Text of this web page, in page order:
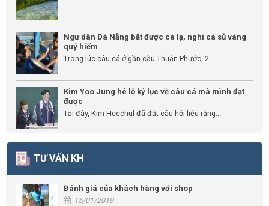
Ngư dân Đà Nẵng bắt được cá lạ, nghi cá sủ vàng
quý hiếm
Trong lúc câu cá ở gần cầu Thuận Phước, 2...
Kim Yoo Jung hé lộ kỷ lục về câu cá mà mình đạt
được
Tại đây, Kim Heechul đã đặt câu hỏi liệu rằng...
TƯ VẤN KH
Đánh giá của khách hàng với shop
15/01/2019